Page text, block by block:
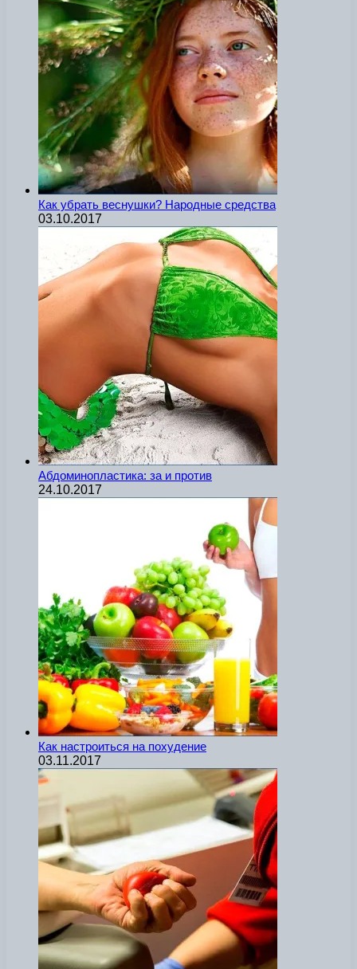
Как убрать веснушки? Народные средства
03.10.2017
Абдоминопластика: за и против
24.10.2017
Как настроиться на похудение
03.11.2017